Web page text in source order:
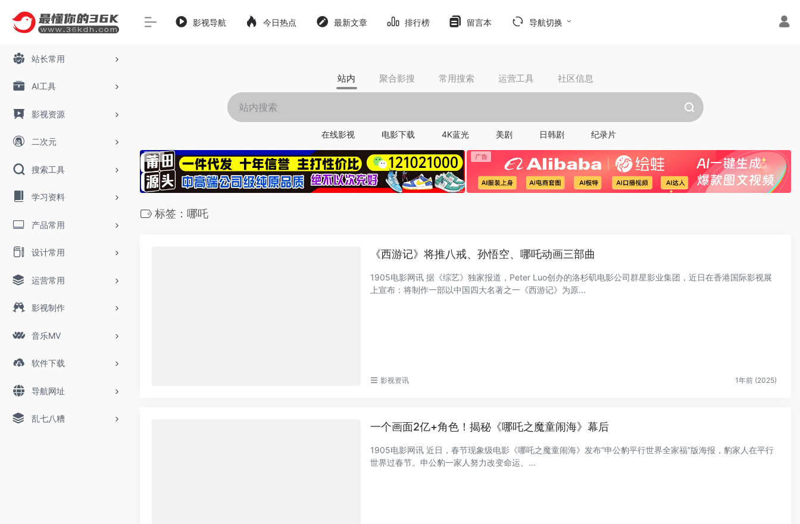
站长常用
AI工具
影视资源
二次元
搜索工具
学习资料
产品常用
设计常用
运营常用
影视制作
音乐MV
软件下载
导航网址
乱七八糟
影视导航 今日热点 最新文章 排行榜 留言本 导航切换
站内 聚合影搜 常用搜索 运营工具 社区信息
在线影视 电影下载 4K蓝光 美剧 日韩剧 纪录片
标签：哪吒
《西游记》将推八戒、孙悟空、哪吒动画三部曲
1905电影网讯 据《综艺》独家报道，Peter Luo创办的洛杉矶电影公司群星影业集团，近日在香港国际影视展
上宣布：将制作一部以中国四大名著之一《西游记》为原...
影视资讯 1年前 (2025)
一个画面2亿+角色！揭秘《哪吒之魔童闹海》幕后
1905电影网讯 近日，春节现象级电影《哪吒之魔童闹海》发布“申公豹平行世界全家福”版海报，豹家人在平行
世界过春节。申公豹一家人努力改变命运、...